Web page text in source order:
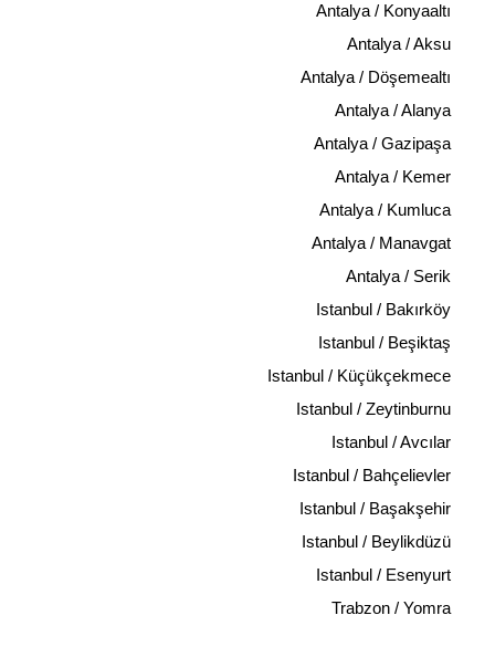
Antalya / Konyaaltı
Antalya / Aksu
Antalya / Döşemealtı
Antalya / Alanya
Antalya / Gazipaşa
Antalya / Kemer
Antalya / Kumluca
Antalya / Manavgat
Antalya / Serik
Istanbul / Bakırköy
Istanbul / Beşiktaş
Istanbul / Küçükçekmece
Istanbul / Zeytinburnu
Istanbul / Avcılar
Istanbul / Bahçelievler
Istanbul / Başakşehir
Istanbul / Beylikdüzü
Istanbul / Esenyurt
Trabzon / Yomra